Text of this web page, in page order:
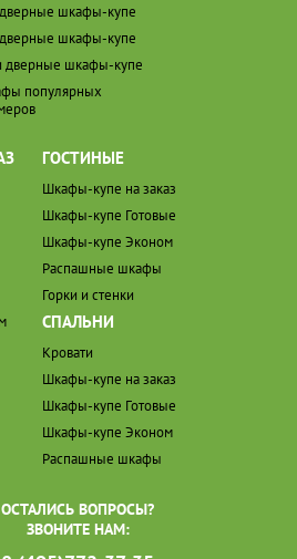
шкафы-купе
шкафы-купе
дверные шкафы-купе
популярных
ГОСТИНЫЕ
Шкафы-купе на заказ
Шкафы-купе Готовые
Шкафы-купе Эконом
Распашные шкафы
Горки и стенки
СПАЛЬНИ
Кровати
Шкафы-купе на заказ
Шкафы-купе Готовые
Шкафы-купе Эконом
Распашные шкафы
ОСТАЛИСЬ ВОПРОСЫ?
ЗВОНИТЕ НАМ: